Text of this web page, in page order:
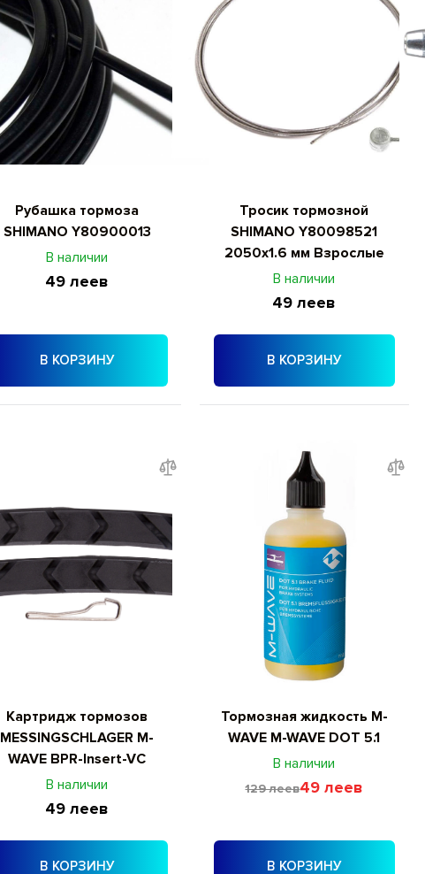
Рубашка тормоза
SHIMANO Y80900013
В наличии
49 леев
В КОРЗИНУ
Тросик тормозной
SHIMANO Y80098521
2050x1.6 мм Взрослые
В наличии
49 леев
В КОРЗИНУ
Картридж тормозов
MESSINGSCHLAGER M-
WAVE BPR-Insert-VC
В наличии
49 леев
В КОРЗИНУ
Тормозная жидкость M-
WAVE M-WAVE DOT 5.1
В наличии
129 леев49 леев
В КОРЗИНУ